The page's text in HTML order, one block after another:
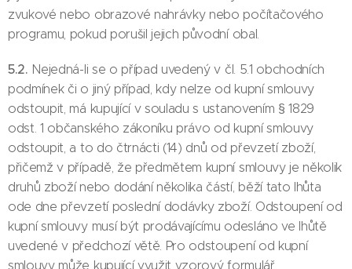
zvukové nebo obrazové nahrávky nebo počítačového
programu, pokud porušil jejich původní obal.
5.2. Nejedná-li se o případ uvedený v čl. 5.1 obchodních
podmínek či o jiný případ, kdy nelze od kupní smlouvy
odstoupit, má kupující v souladu s ustanovením § 1829
odst. 1 občanského zákoníku právo od kupní smlouvy
odstoupit, a to do čtrnácti (14) dnů od převzetí zboží,
přičemž v případě, že předmětem kupní smlouvy je několik
druhů zboží nebo dodání několika částí, běží tato lhůta
ode dne převzetí poslední dodávky zboží. Odstoupení od
kupní smlouvy musí být prodávajícímu odesláno ve lhůtě
uvedené v předchozí větě. Pro odstoupení od kupní
smlouvy může kupující využit vzorový formulář